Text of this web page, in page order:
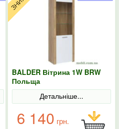
BALDER Вітрина 1W BRW
Польща
Детальніше...
6 140 грн.